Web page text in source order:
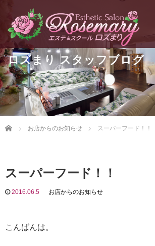
ロズまり スタッフブログ
Home お店からのお知らせ スーパーフード！！
スーパーフード！！
2016.06.5 お店からのお知らせ
こんばんは。